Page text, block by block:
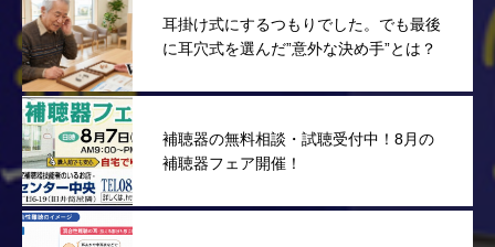
耳掛け式にするつもりでした。でも最後
に耳穴式を選んだ”意外な決め手”とは？
補聴器の無料相談・試聴受付中！8月の
補聴器フェア開催！